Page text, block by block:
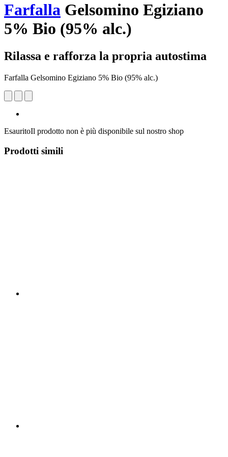
Farfalla Gelsomino Egiziano
5% Bio (95% alc.)
Rilassa e rafforza la propria autostima
Farfalla Gelsomino Egiziano 5% Bio (95% alc.)
EsauritoIl prodotto non è più disponibile sul nostro shop
Prodotti simili